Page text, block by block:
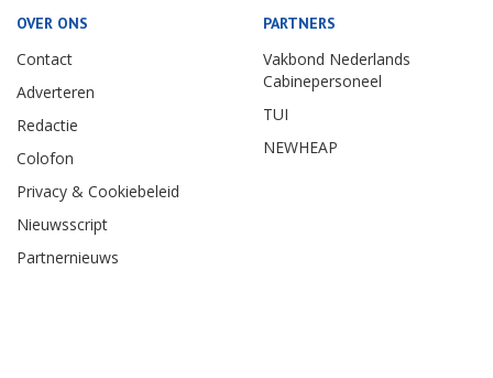
OVER ONS
Contact
Adverteren
Redactie
Colofon
Privacy & Cookiebeleid
Nieuwsscript
Partnernieuws
PARTNERS
Vakbond Nederlands
Cabinepersoneel
TUI
NEWHEAP